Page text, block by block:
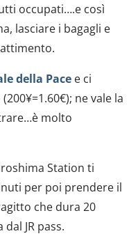
occupati….e così
lasciare i bagagli e
della Pace e ci
ne vale la
molto
Station ti
per poi prendere il
che dura 20
JR pass.